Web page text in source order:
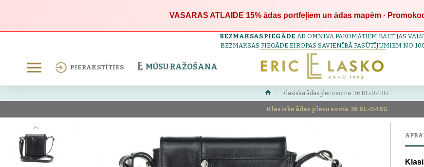
VASARAS ATLAIDE 15%ādas portfeļiem un ādas mapēm ·
BEZMAKSAS PIEGĀDE AR OMNIVA PAKOMĀTIEM BALTIJAS
BEZMAKSAS PIEGĀDE EIROPAS SAVIENĪBĀ PASŪTĪJUMIEM NO
PIERAKSTĪTIES MŪSU RAŽOŠANA
Klasiska ādas plecu soma. 36 BL-0-1BG
Klasiska ādas plecu soma. 36 BL-0-1BG